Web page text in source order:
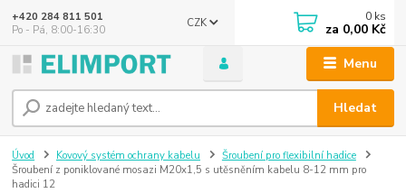
Menu
CZK
Hledat
+420 284 811 501
Po - Pá, 8:00-16:30
0 ks
za 0,00 Kč
Úvod Kovový systém ochrany kabelu
Šroubení pro flexibilní hadice
Šroubení z poniklované mosazi M20x1,5 s utěsněním kabelu 8-12 mm pro
hadici 12